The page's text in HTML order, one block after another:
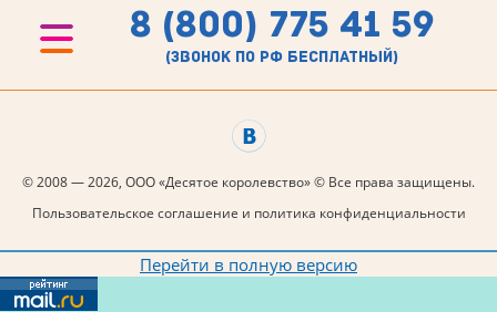
8 (800) 775 41 59
(звонок по рф бесплатный)
© 2008 — 2026, ООО «Десятое королевство» © Все права защищены.
Пользовательское соглашение и политика конфиденциальности
Перейти в полную версию